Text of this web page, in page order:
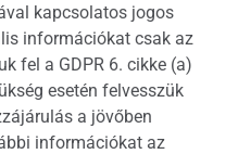
kapcsolatos jogos
információkat csak az
fel a GDPR 6. cikke (a)
esetén felvesszük
a jövőben
információkat az